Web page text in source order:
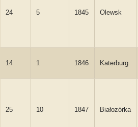
24 5 1845 Olewsk
14 1 1846 Katerburg
25 10 1847 Białozórka